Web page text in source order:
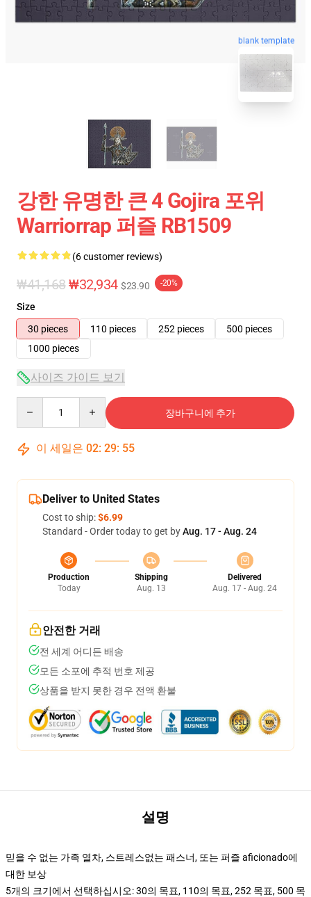
blank template
강한 유명한 큰 4 Gojira 포위
Warriorrap 퍼즐 RB1509
(6 customer reviews)
₩41,168₩32,934 $23.90 -20%
Size
30 pieces
110 pieces 252 pieces
500 pieces
1000 pieces
사이즈 가이드 보기
장바구니에 추가
이 세일은 02: 29: 54
Deliver to United States
Cost to ship:$6.99
Standard - Order today to get byAug. 17 - Aug. 24
Production
Today
Shipping
Aug. 13
Delivered
Aug. 17 - Aug. 24
안전한 거래
전 세계 어디든 배송
모든 소포에 추적 번호 제공
상품을 받지 못한 경우 전액 환불
설명
믿을 수 없는 가족 열차, 스트레스없는 패스너, 또는 퍼즐 aficionado에
대한 보상
5개의 크기에서 선택하십시오: 30의 목표, 110의 목표, 252 목표, 500 목